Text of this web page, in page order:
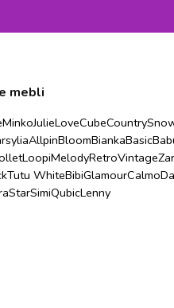
mebli
MinkoJulieLoveCubeCountry
AllpinBloomBiankaBasic
LoopiMelodyRetroVintage
Tutu WhiteBibiGlamourCalmo
StarSimiQubicLenny